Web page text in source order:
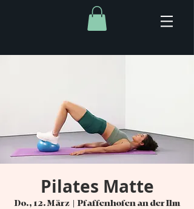
Pilates Matte
Do., 12. März
  |
Pfaffenhofen an der Ilm